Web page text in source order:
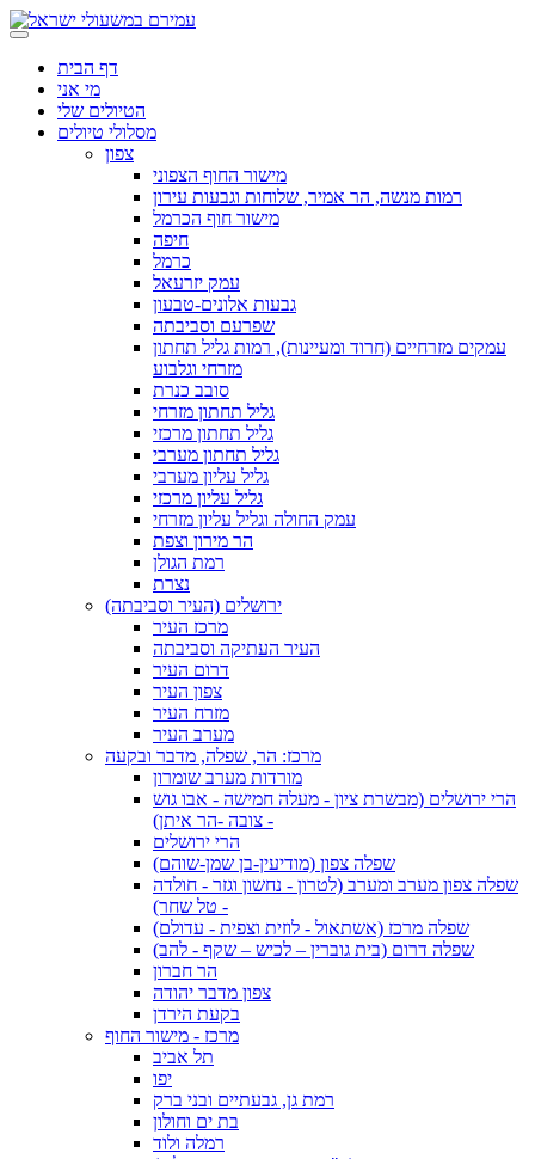
דף הבית
מי אני
הטיולים שלי
מסלולי טיולים
צפון
מישור החוף הצפוני
רמות מנשה, הר אמיר, שלוחות וגבעות עירון
מישור חוף הכרמל
חיפה
כרמל
עמק יזרעאל
גבעות אלונים-טבעון
שפרעם וסביבתה
עמקים מזרחיים (חרוד ומעיינות), רמות גליל תחתון
מזרחי וגלבוע
סובב כנרת
גליל תחתון מזרחי
גליל תחתון מרכזי
גליל תחתון מערבי
גליל עליון מערבי
גליל עליון מרכזי
עמק החולה וגליל עליון מזרחי
הר מירון וצפת
רמת הגולן
נצרת
ירושלים (העיר וסביבתה)
מרכז העיר
העיר העתיקה וסביבתה
דרום העיר
צפון העיר
מזרח העיר
מערב העיר
מרכז: הר, שפלה, מדבר ובקעה
מורדות מערב שומרון
הרי ירושלים (מבשרת ציון - מעלה חמישה - אבו גוש
- צובה -הר איתן)
הרי ירושלים
שפלה צפון (מודיעין-בן שמן-שוהם)
שפלה צפון מערב ומערב (לטרון - נחשון וגזר - חולדה
- טל שחר)
שפלה מרכז (אשתאול - לוזית וצפית - עדולם)
שפלה דרום (בית גוברין – לכיש – שקף - להב)
הר חברון
צפון מדבר יהודה
בקעת הירדן
מרכז - מישור החוף
תל אביב
יפו
רמת גן, גבעתיים ובני ברק
בת ים וחולון
רמלה ולוד